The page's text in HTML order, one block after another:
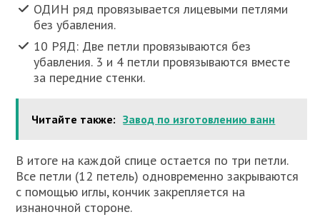
ОДИН ряд провязывается лицевыми петлями
без убавления.
10 РЯД: Две петли провязываются без
убавления. 3 и 4 петли провязываются вместе
за передние стенки.
Читайте также: Завод по изготовлению ванн
В итоге на каждой спице остается по три петли.
Все петли (12 петель) одновременно закрываются
с помощью иглы, кончик закрепляется на
изнаночной стороне.